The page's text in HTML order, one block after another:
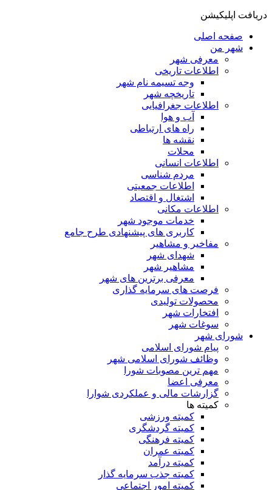
دریافت اپلیکیشن
صفحه اصلی
شهر من
معرفی شهر
اطلاعات تاریخی
وجه تسیمه نام شهر
تاریخچه شهر
اطلاعات جغرافیایی
آب و هوا
راه های ارتباطی
نقشه ها
محلات
اطلاعات انسانی
مردم شناسی
اطلاعات جمعیتی
اشتغال و اقتصاد
اطلاعات مکانی
خدمات موجود شهر
کاربری های پیشنهادی طرح جامع
مفاخیر و مشاهیر
شهدای شهر
مشاهیر شهر
معرفی برترین های شهر
فرصت های سرمایه گذاری
محصولات تولیدی
افتخارات شهر
سوغات شهر
شورای شهر
پیام شورای اسلامی
وظائف شورای اسلامی شهر
مهم ترین مصوبات شورا
معرفی اعضا
گزارشات مالی و عملکردی شوارا
کمیته ها
کمیته ورزشی
کمیته گردشگری
کمیته فرهنگی
کمیته عمران
کمیته درآمد
کمیته جذب سرمایه گذار
کمیته امور اجتماعی